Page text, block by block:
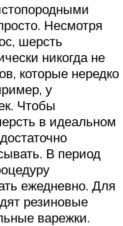
Несмотря
шерсть
никогда не
которые нередко
у
Чтобы
в идеальном
В период
ежедневно. Для
резиновые
варежки.